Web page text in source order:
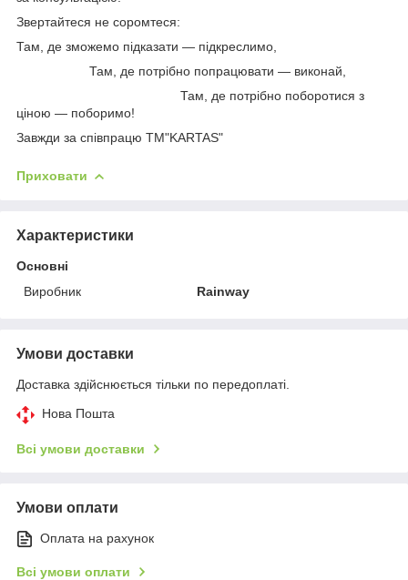
Звертайтеся не соромтеся:
Там, де зможемо підказати — підкреслимо,
Там, де потрібно попрацювати — виконай,
Там, де потрібно поборотися з
ціною — поборимо!
Завжди за співпрацю TM"KARTAS"
Приховати
Характеристики
Основні
Виробник
Rainway
Умови доставки
Доставка здійснюється тільки по передоплаті.
Нова Пошта
Всі умови доставки
Умови оплати
Оплата на рахунок
Всі умови оплати